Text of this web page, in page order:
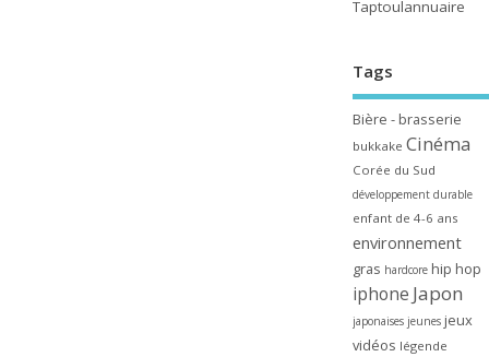
Taptoulannuaire
Tags
Bière - brasserie
bukkake Cinéma
Corée du Sud
développement durable
enfant de 4-6 ans
environnement
gras hardcore hip hop
iphone Japon
japonaises jeunes jeux
vidéos légende